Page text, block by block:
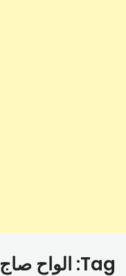
Tag: الواح صاج